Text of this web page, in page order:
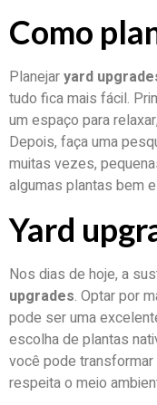
Como
Planejaryard
tudo fica mais fácil.
um espaço para
Depois, faça uma
muitas vezes,
algumas plantas bem
Yard
Nos dias de hoje, a
upgrades. Optar por
pode ser uma
escolha de plantas
você pode
respeita o meio